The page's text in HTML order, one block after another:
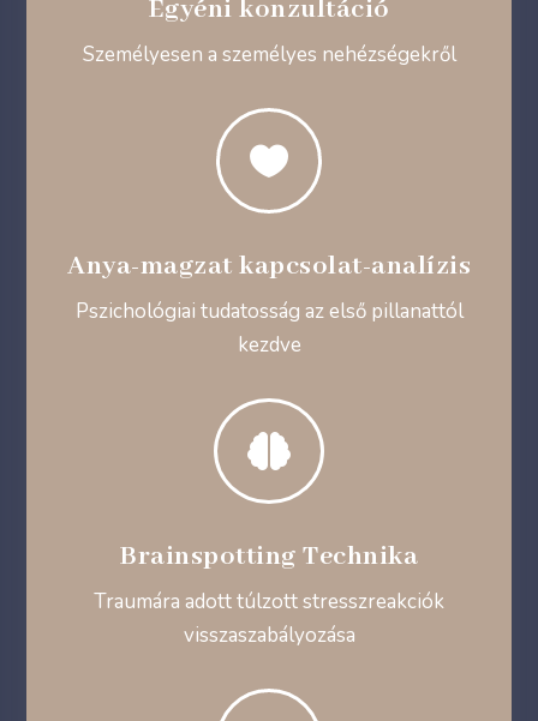
Egyéni konzultáció
Személyesen a személyes nehézségekről

Anya-magzat kapcsolat-analízis
Pszichológiai tudatosság az első pillanattól
kezdve

Brainspotting Technika
Traumára adott túlzott stresszreakciók
visszaszabályozása